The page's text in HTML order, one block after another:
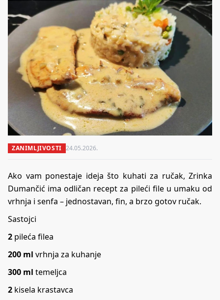
ZANIMLJIVOSTI 24.05.2026.
Ako vam ponestaje ideja što kuhati za ručak, Zrinka
Dumančić ima odličan recept za pileći file u umaku od
vrhnja i senfa – jednostavan, fin, a brzo gotov ručak.
Sastojci
2 pileća filea
200 ml vrhnja za kuhanje
300 ml temeljca
2 kisela krastavca